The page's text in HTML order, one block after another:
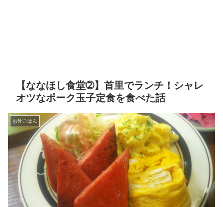
【ななほし食堂➁】首里でランチ！シャレ
オツなポーク玉子定食を食べた話
お外ごはん